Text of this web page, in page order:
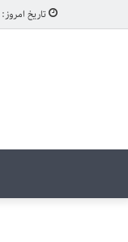
تاریخ امروز: جمعه